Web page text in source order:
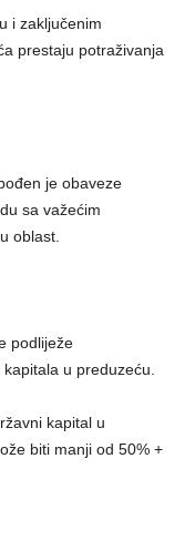
i zaključenim
prestaju potraživanja
je obaveze
sa važećim
oblast.
podliježe
u preduzeću.
kapital u
biti manji od 50% +